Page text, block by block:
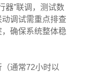
器”联调，测试数
调试需重点排查
确保系统整体稳
通常72小时以